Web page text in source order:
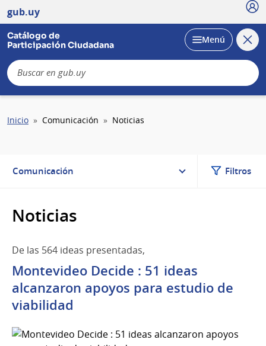
gub.uy
Catálogo de
Participación Ciudadana
Desplegar
Menú
Sobrescribir
Inicio Comunicación Noticias
Comunicación Filtros
Noticias
De las 564 ideas presentadas,
Montevideo Decide : 51 ideas
alcanzaron apoyos para estudio de
viabilidad